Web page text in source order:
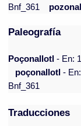
Bnf_361
Paleografía
Poçonallotl - En:
poçonallotl -
Bnf_361
Traducciones